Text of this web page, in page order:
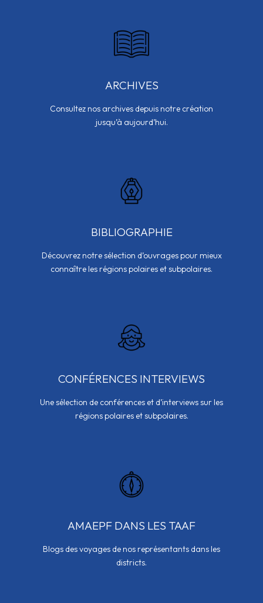
ARCHIVES
Consultez nos archives depuis notre création
jusqu’à aujourd’hui.
BIBLIOGRAPHIE
Découvrez notre sélection d’ouvrages pour mieux
connaître les régions polaires et subpolaires.
CONFÉRENCES INTERVIEWS
Une sélection de conférences et d’interviews sur les
régions polaires et subpolaires.
AMAEPF DANS LES TAAF
Blogs des voyages de nos représentants dans les
districts.